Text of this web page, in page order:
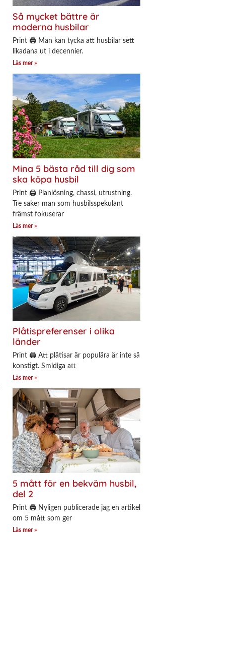
Så mycket bättre är
moderna husbilar
Print 🖨 Man kan tycka att husbilar sett
likadana ut i decennier.
Läs mer »
Mina 5 bästa råd till dig som
ska köpa husbil
Print 🖨 Planlösning, chassi, utrustning.
Tre saker man som husbilsspekulant
främst fokuserar
Läs mer »
Plåtispreferenser i olika
länder
Print 🖨 Att plåtisar är populära är inte så
konstigt. Smidiga att
Läs mer »
5 mått för en bekväm husbil,
del 2
Print 🖨 Nyligen publicerade jag en artikel
om 5 mått som ger
Läs mer »